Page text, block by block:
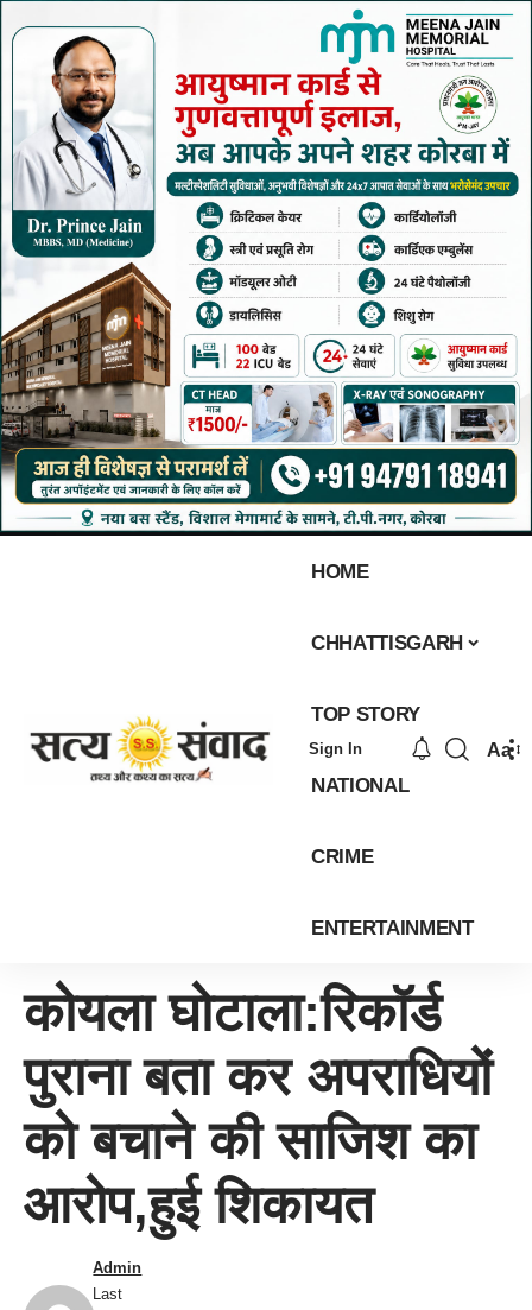
HOME
CHHATTISGARH
TOP STORY
NATIONAL
CRIME
ENTERTAINMENT
Sign In Aa
कोयला घोटाला:रिकॉर्ड
पुराना बता कर अपराधियों
को बचाने की साजिश का
आरोप,हुई शिकायत
Last
Admin